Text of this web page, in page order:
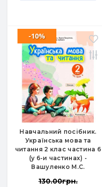
Навчальний посібник.
Українська мова та
читання 2 клас частина 6
(у 6-и частинах) -
Вашуленко М.С.
-10%
130.00грн.